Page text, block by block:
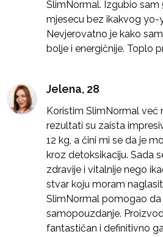
SlimNormal. Izgubio sam
mjesecu bez ikakvog yo-
Nevjerovatno je kako
bolje i energičnije. Toplo
Jelena, 28
Koristim SlimNormal već
rezultati su zaista
12 kg, a čini mi se da je
kroz detoksikaciju. Sada
zdravije i vitalnije nego
stvar koju moram
SlimNormal pomogao
samopouzdanje.
fantastičan i definitivno